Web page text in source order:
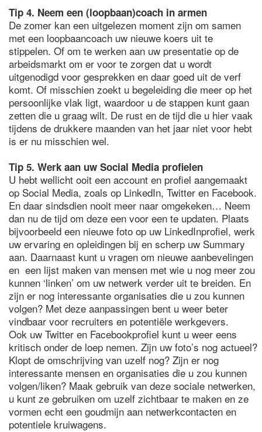
Tip 4. Neem een (loopbaan)coach in armen
De zomer kan een uitgelezen moment zijn om samen
met een loopbaancoach uw nieuwe koers uit te
stippelen. Of om te werken aan uw presentatie op de
arbeidsmarkt om er voor te zorgen dat u wordt
uitgenodigd voor gesprekken en daar goed uit de verf
komt. Of misschien zoekt u begeleiding die meer op het
persoonlijke vlak ligt, waardoor u de stappen kunt gaan
zetten die u graag wilt. De rust en de tijd die u hier vaak
tijdens de drukkere maanden van het jaar niet voor hebt
is er nu misschien wel.
Tip 5. Werk aan uw Social Media profielen
U hebt wellicht ooit een account en profiel aangemaakt
op Social Media, zoals op LinkedIn, Twitter en Facebook.
En daar sindsdien nooit meer naar omgekeken… Neem
dan nu de tijd om deze een voor een te updaten. Plaats
bijvoorbeeld een nieuwe foto op uw LinkedInprofiel, werk
uw ervaring en opleidingen bij en scherp uw Summary
aan. Daarnaast kunt u vragen om nieuwe aanbevelingen
en een lijst maken van mensen met wie u nog meer zou
kunnen ‘linken’ om uw netwerk verder uit te breiden. En
zijn er nog interessante organisaties die u zou kunnen
volgen? Met deze aanpassingen bent u weer beter
vindbaar voor recruiters en potentiële werkgevers.
Ook uw Twitter en Facebookprofiel kunt u weer eens
kritisch onder de loep nemen. Zijn uw foto’s nog actueel?
Klopt de omschrijving van uzelf nog? Zijn er nog
interessante mensen en organisaties die u zou kunnen
volgen/liken? Maak gebruik van deze sociale netwerken,
u kunt ze gebruiken om uzelf zichtbaar te maken en ze
vormen echt een goudmijn aan netwerkcontacten en
potentiele kruiwagens.